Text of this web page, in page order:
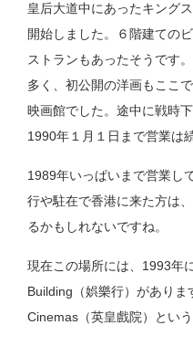
皇后大道中にあったキング
開始しました。６階建ての
ストランもあったそうです
多く、初公開の洋画もここ
映画館でした。途中に戦時
1990年１月１日まで営業は
1989年いっぱいまで営業し
行や駐在で香港に来た方は
るかもしれないですね。
現在この場所には、1993年
Building（娯樂行）があり
Cinemas（英皇戲院）とい